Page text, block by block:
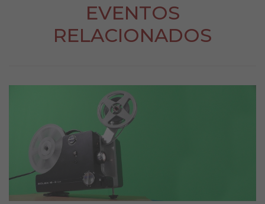
EVENTOS
RELACIONADOS